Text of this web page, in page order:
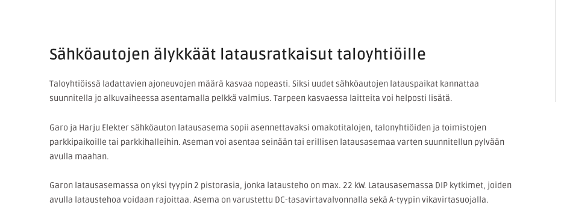
Sähköautojen älykkäät latausratkaisut taloyhtiöille
Taloyhtiöissä ladattavien ajoneuvojen määrä kasvaa nopeasti. Siksi uudet sähköautojen latauspaikat kannattaa
suunnitella jo alkuvaiheessa asentamalla pelkkä valmius. Tarpeen kasvaessa laitteita voi helposti lisätä.
Garo ja Harju Elekter sähköauton latausasema sopii asennettavaksi omakotitalojen, talonyhtiöiden ja toimistojen
parkkipaikoille tai parkkihalleihin. Aseman voi asentaa seinään tai erillisen latausasemaa varten suunnitellun pylvään
avulla maahan.
Garon latausasemassa on yksi tyypin 2 pistorasia, jonka latausteho on max. 22 kW. Latausasemassa DIP kytkimet, joiden
avulla lataustehoa voidaan rajoittaa. Asema on varustettu DC-tasavirtavalvonnalla sekä A-tyypin vikavirtasuojalla.